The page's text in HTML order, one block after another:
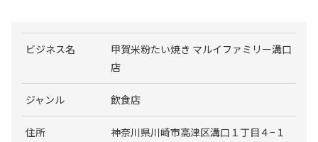
ビジネス名
甲賀米粉たい焼き マルイファミリー溝口
店
ジャンル 飲食店
住所
神奈川県川崎市高津区溝口１丁目４−１